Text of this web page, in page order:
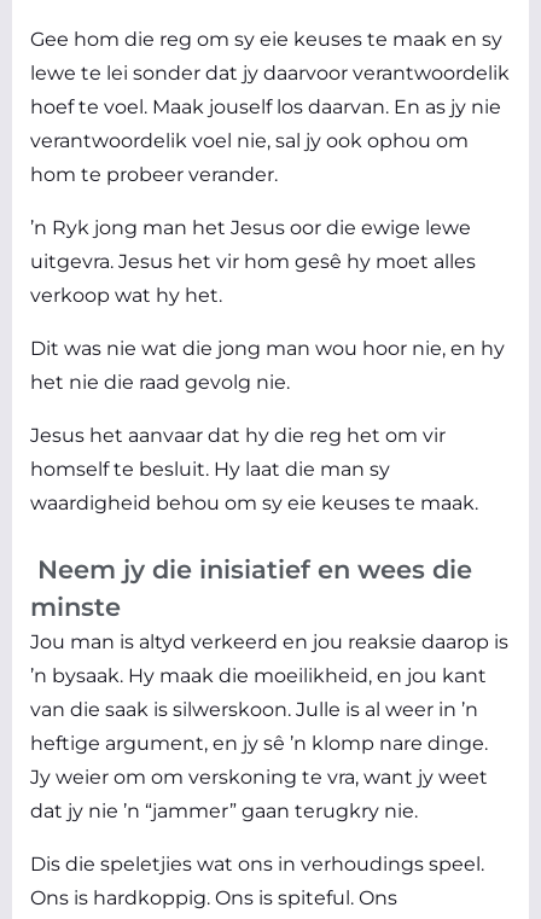
Gee hom die reg om sy eie keuses te maak en sy
lewe te lei sonder dat jy daarvoor verantwoordelik
hoef te voel. Maak jouself los daarvan. En as jy nie
verantwoordelik voel nie, sal jy ook ophou om
hom te probeer verander.
’n Ryk jong man het Jesus oor die ewige lewe
uitgevra. Jesus het vir hom gesê hy moet alles
verkoop wat hy het.
Dit was nie wat die jong man wou hoor nie, en hy
het nie die raad gevolg nie.
Jesus het aanvaar dat hy die reg het om vir
homself te besluit. Hy laat die man sy
waardigheid behou om sy eie keuses te maak.
Neem jy die inisiatief en wees die
minste
Jou man is altyd verkeerd en jou reaksie daarop is
’n bysaak. Hy maak die moeilikheid, en jou kant
van die saak is silwerskoon. Julle is al weer in ’n
heftige argument, en jy sê ’n klomp nare dinge.
Jy weier om om verskoning te vra, want jy weet
dat jy nie ’n “jammer” gaan terugkry nie.
Dis die speletjies wat ons in verhoudings speel.
Ons is hardkoppig. Ons is spiteful. Ons